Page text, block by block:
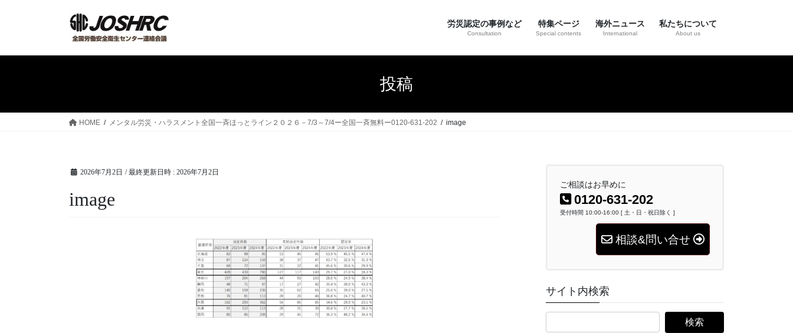
労災認定の事例など
Consultation
特集ページ
Special contents
海外ニュース
International
私たちについて
About us
投稿
HOME メンタル労災・ハラスメント全国一斉ほっとライン２０２６－7/3～7/4ー全国一斉無料ー0120-631-202 image
2026年7月2日 / 最終更新日時 : 2026年7月2日
image
ご相談はお早めに
0120-631-202
受付時間 10:00-16:00 [ 土・日・祝日除く ]
相談&問い合せ
サイト内検索